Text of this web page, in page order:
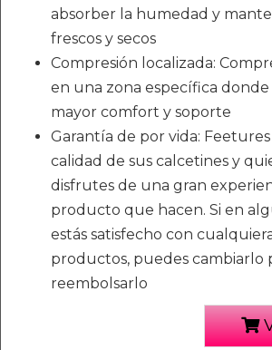
absorber la humedad y
frescos y secos
Compresión localizada:
en una zona específica
mayor comfort y soporte
Garantía de por vida:
calidad de sus calcetines y
disfrutes de una gran
producto que hacen. Si en
estás satisfecho con
productos, puedes cambiarlo
reembolsarlo